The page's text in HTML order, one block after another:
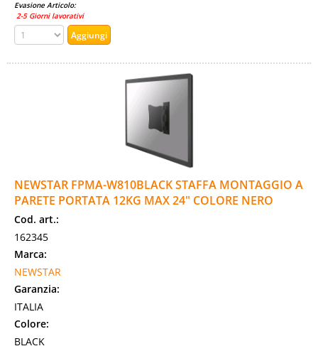
Evasione Articolo:
2-5 Giorni lavorativi
NEWSTAR FPMA-W810BLACK STAFFA MONTAGGIO A
PARETE PORTATA 12KG MAX 24" COLORE NERO
Cod. art.:
162345
Marca:
NEWSTAR
Garanzia:
ITALIA
Colore:
BLACK